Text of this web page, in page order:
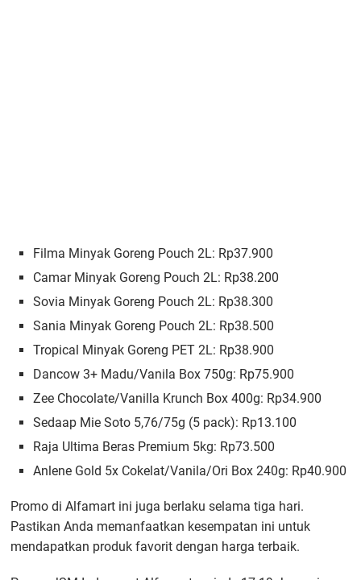
Filma Minyak Goreng Pouch 2L: Rp37.900
Camar Minyak Goreng Pouch 2L: Rp38.200
Sovia Minyak Goreng Pouch 2L: Rp38.300
Sania Minyak Goreng Pouch 2L: Rp38.500
Tropical Minyak Goreng PET 2L: Rp38.900
Dancow 3+ Madu/Vanila Box 750g: Rp75.900
Zee Chocolate/Vanilla Krunch Box 400g: Rp34.900
Sedaap Mie Soto 5,76/75g (5 pack): Rp13.100
Raja Ultima Beras Premium 5kg: Rp73.500
Anlene Gold 5x Cokelat/Vanila/Ori Box 240g: Rp40.900
Promo di Alfamart ini juga berlaku selama tiga hari.
Pastikan Anda memanfaatkan kesempatan ini untuk
mendapatkan produk favorit dengan harga terbaik.